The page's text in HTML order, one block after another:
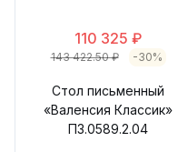
110 325 ₽
143 422.50 ₽ -30%
Стол письменный
«Валенсия Классик»
П3.0589.2.04